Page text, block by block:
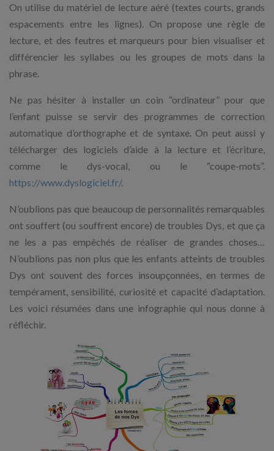
On utilise du matériel de lecture aéré (textes courts, grands
espacements entre les lignes). On propose une règle de
lecture, et des feutres et marqueurs pour bien visualiser et
différencier les syllabes ou les groupes de mots dans la
phrase.
Ne pas hésiter à installer un coin “ordinateur” pour que
l’enfant puisse se servir des programmes de correction
automatique d’orthographe et de syntaxe. On peut aussi y
télécharger des logiciels d’aide à la lecture et l’écriture,
comme le dys-vocal, ou le “coupe-mots”.
https://www.dyslogiciel.fr/.
N’oublions pas que beaucoup de personnalités remarquables
ont souffert (ou souffrent encore) de troubles Dys, et que ça
ne les a pas empêchés de réaliser de grandes choses…
N’oublions pas non plus que les enfants atteints de troubles
Dys ont souvent des forces insoupçonnées, en termes de
tempérament, sensibilité, curiosité et capacité d’adaptation.
Les voici résumées dans une infographie qui nous donne à
réfléchir.